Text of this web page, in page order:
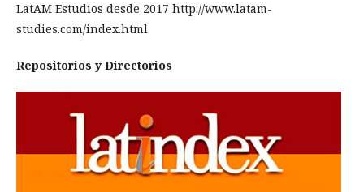
LatAM Estudios desde 2017 http://www.latam-
studies.com/index.html
Repositorios y Directorios